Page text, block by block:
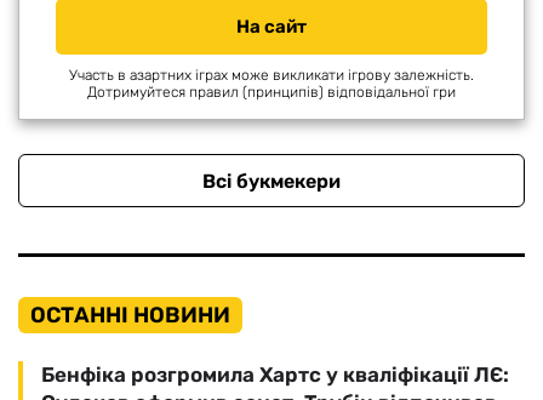
На сайт
Участь в азартних іграх може викликати ігрову залежність.
Дотримуйтеся правил (принципів) відповідальної гри
Всі букмекери
ОСТАННІ НОВИНИ
Бенфіка розгромила Хартс у кваліфікації ЛЄ: